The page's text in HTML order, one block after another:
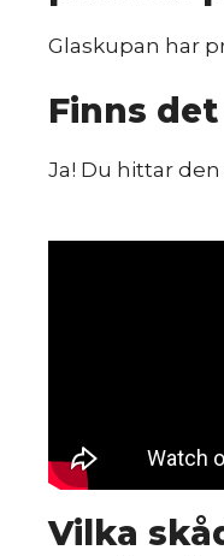
Glaskupan har
Finns
Ja! Du hittar
Vilka